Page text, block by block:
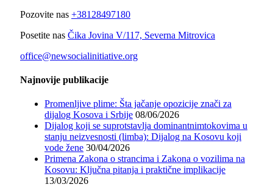
Pozovite nas +38128497180
Posetite nas Čika Jovina V/117, Severna Mitrovica
office@newsocialinitiative.org
Najnovije publikacije
Promenljive plime: Šta jačanje opozicije znači za
dijalog Kosova i Srbije 08/06/2026
Dijalog koji se suprotstavlja dominantnimtokovima u
stanju neizvesnosti (limba): Dijalog na Kosovu koji
vode žene 30/04/2026
Primena Zakona o strancima i Zakona o vozilima na
Kosovu: Ključna pitanja i praktične implikacije
13/03/2026